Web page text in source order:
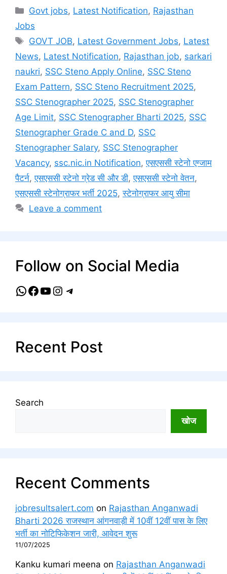
Categories
Govt jobs, Latest Notification, Rajasthan
Jobs
Tags
GOVT JOB, Latest Government Jobs, Latest
News, Latest Notification, Rajasthan job, sarkari
naukri, SSC Steno Apply Online, SSC Steno
Exam Pattern, SSC Steno Recruitment 2025,
SSC Stenographer 2025, SSC Stenographer
Age Limit, SSC Stenographer Bharti 2025, SSC
Stenographer Grade C and D, SSC
Stenographer Salary, SSC Stenographer
Vacancy, ssc.nic.in Notification,एसएससी स्टेनो एग्जाम
पैटर्न,एसएससी स्टेनो ग्रेड सी और डी,एसएससी स्टेनो वेतन,
एसएससी स्टेनोग्राफर भर्ती 2025,स्टेनोग्राफर आयु सीमा
Leave a comment
Follow on Social Media
WhatsApp
Facebook
YouTube
Instagram
Telegram
Recent Post
Search
खोज
Recent Comments
jobresultsalert.com on Rajasthan Anganwadi
Bharti 2026 राजस्थान आंगनवाड़ी में 10वीं 12वीं पास के लिए
भर्ती का नोटिफिकेशन जारी, आवेदन शुरू
11/07/2025
Kanku kumari meena on Rajasthan Anganwadi